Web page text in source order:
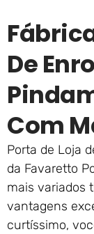
De
Com
Porta de Loja
da Favaretto
mais variados
vantagens
curtíssimo,